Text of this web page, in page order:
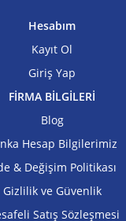
Hesabım
Kayıt Ol
Giriş Yap
FİRMA BİLGİLERİ
Blog
Hesap Bilgilerimiz
& Değişim Politikası
Gizlilik ve Güvenlik
Satış Sözleşmesi